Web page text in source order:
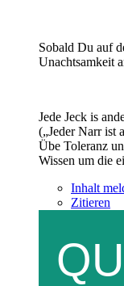
Sobald Du auf
Unachtsamkeit
Jede Jeck is
(„Jeder Narr ist
Übe Toleranz
Wissen um die
Inhalt
Zitieren